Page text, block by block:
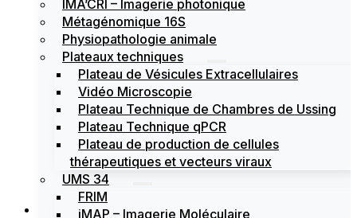
IMA’CRI – Imagerie photonique
Métagénomique 16S
Physiopathologie animale
Plateaux techniques
Plateau de Vésicules Extracellulaires
Vidéo Microscopie
Plateau Technique de Chambres de Ussing
Plateau Technique qPCR
Plateau de production de cellules
thérapeutiques et vecteurs viraux
UMS 34
FRIM
iMAP – Imagerie Moléculaire
Actualités